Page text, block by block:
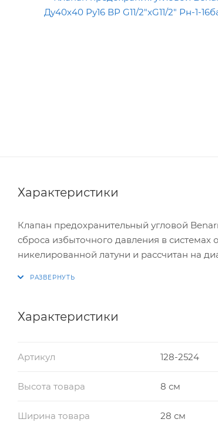
Характеристики
Клапан предохранительный угловой
сброса избыточного давления в системах
никелированной латуни и рассчитан на
Характеристики
Артикул 128-2524
Высота товара 8 см
Ширина товара 28 см